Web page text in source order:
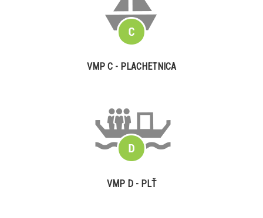
VMP C - PLACHETNICA
VMP D - PLŤ